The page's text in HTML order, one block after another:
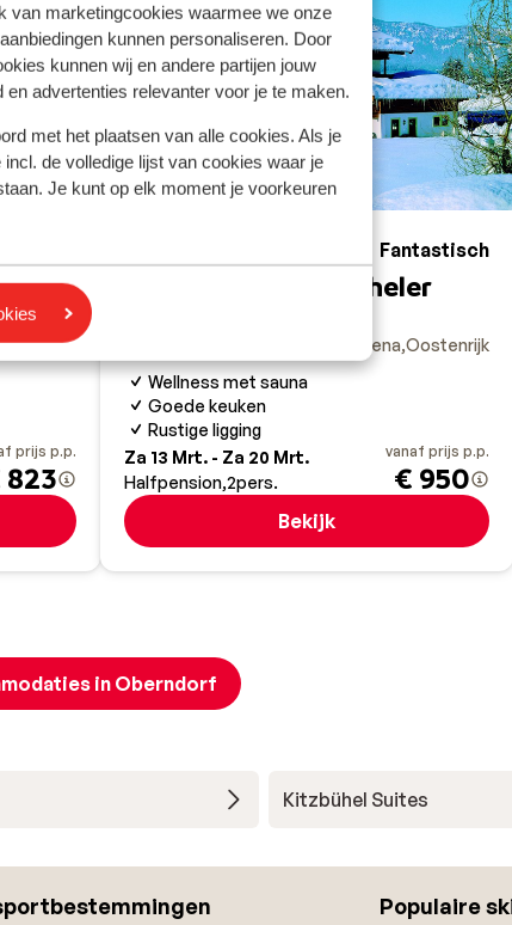
van marketingcookies waarmee we onze
kunnen personaliseren. Door
kunnen wij en andere partijen jouw
advertenties relevanter voor je te maken.
met het plaatsen van alle cookies. Als je
de volledige lijst van cookies waar je
Je kunt op elk moment je voorkeuren
prijs p.p.
823
Fantastisch
Kaiserhotel Kitzbüheler
3 Länder Freizeit-Arena Oostenrijk
Wellness met sauna
Goede keuken
Rustige ligging
Za 13 Mrt. - Za 20 Mrt.
Halfpension 2pers.
vanaf prijs p.p.
€ 950
Bekijk
in Oberndorf
Kitzbühel Suites
Populaire